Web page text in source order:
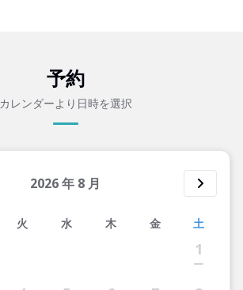
予約
カレンダーより日時を選択
2026年 8 月
火 水 木 金 土
1